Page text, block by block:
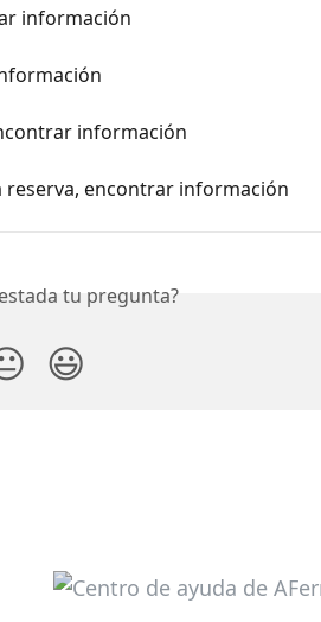
información
información
reserva, encontrar información
tu pregunta?
😃